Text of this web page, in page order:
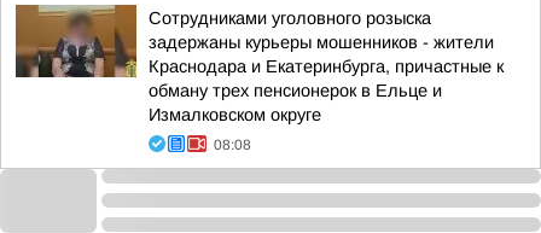
Сотрудниками уголовного розыска
задержаны курьеры мошенников - жители
Краснодара и Екатеринбурга, причастные к
обману трех пенсионерок в Ельце и
Измалковском округе
08:08